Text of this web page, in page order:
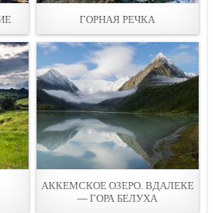
ГОРНАЯ РЕЧКА
АККЕМСКОЕ ОЗЕРО. ВДАЛЕКЕ
— ГОРА БЕЛУХА